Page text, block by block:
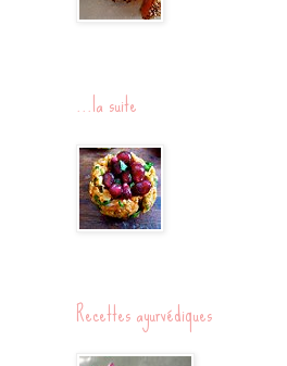
...la suite
Recettes ayurvédiques